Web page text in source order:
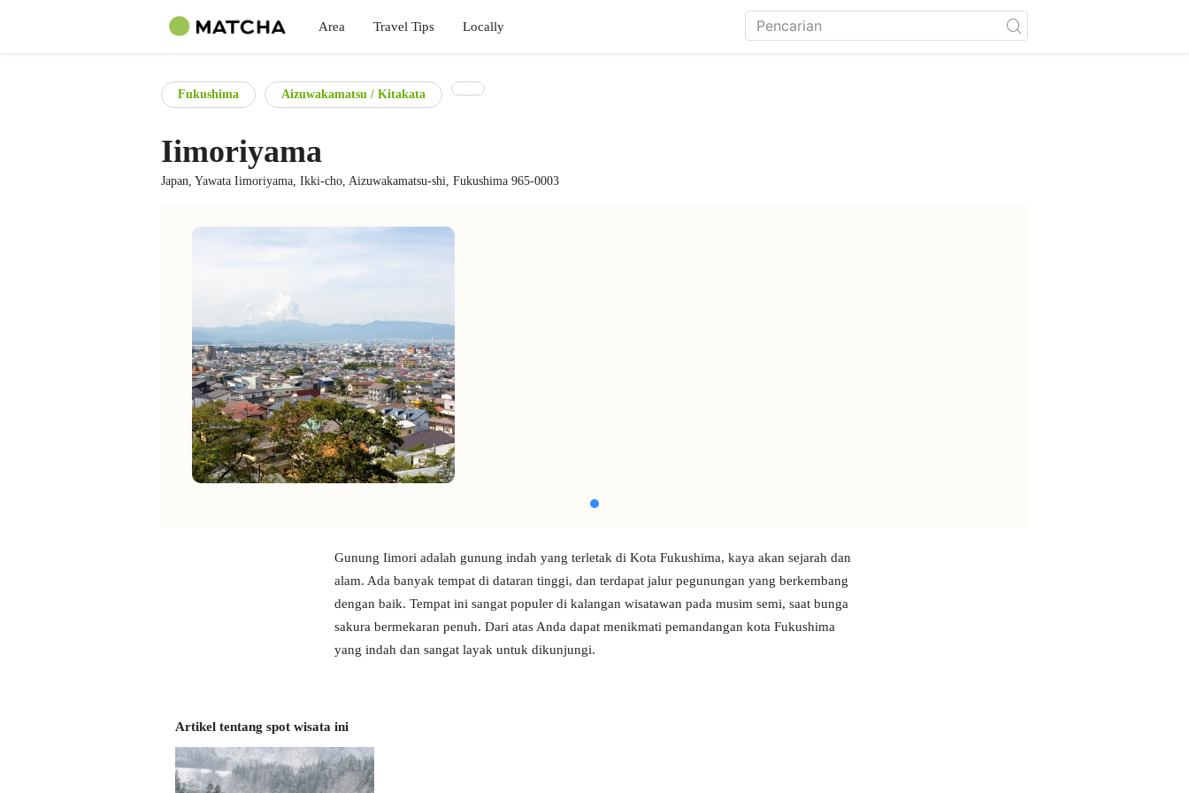
Area Travel Tips Locally
Fukushima Aizuwakamatsu / Kitakata
Iimoriyama
Japan, Yawata Iimoriyama, Ikki-cho, Aizuwakamatsu-shi, Fukushima 965-0003
Gunung Iimori adalah gunung indah yang terletak di Kota Fukushima, kaya akan sejarah dan
alam. Ada banyak tempat di dataran tinggi, dan terdapat jalur pegunungan yang berkembang
dengan baik. Tempat ini sangat populer di kalangan wisatawan pada musim semi, saat bunga
sakura bermekaran penuh. Dari atas Anda dapat menikmati pemandangan kota Fukushima
yang indah dan sangat layak untuk dikunjungi.
Artikel tentang spot wisata ini